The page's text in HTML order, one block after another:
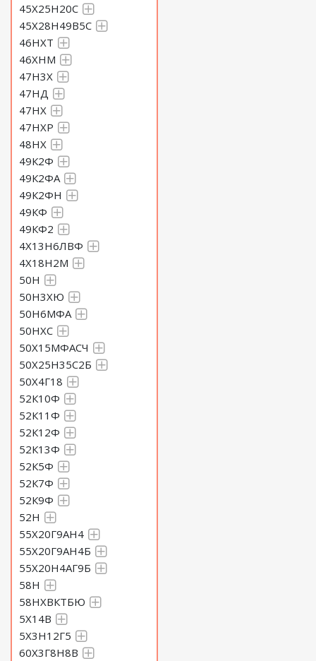
45Х25Н20С
45Х28Н49В5С
46НХТ
46ХНМ
47Н3Х
47НД
47НХ
47НХР
48НХ
49К2Ф
49К2ФА
49К2ФН
49КФ
49КФ2
4Х13Н6ЛВФ
4Х18Н2М
50Н
50Н3ХЮ
50Н6МФА
50НХС
50Х15МФАСЧ
50Х25Н35С2Б
50Х4Г18
52К10Ф
52К11Ф
52К12Ф
52К13Ф
52К5Ф
52К7Ф
52К9Ф
52Н
55Х20Г9АН4
55Х20Г9АН4Б
55Х20Н4АГ9Б
58Н
58НХВКТБЮ
5Х14В
5Х3Н12Г5
60Х3Г8Н8В